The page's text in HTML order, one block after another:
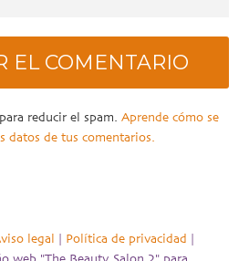
reducir el spam. Aprende cómo se
datos de tus comentarios.
legal Política de privacidad